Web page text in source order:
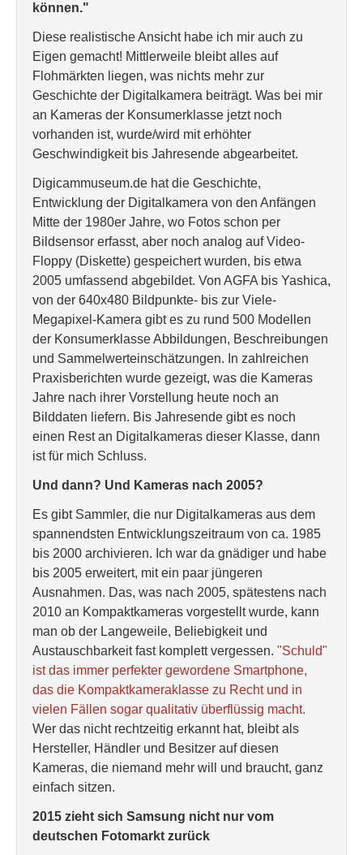
können."
Diese realistische Ansicht habe ich mir auch zu
Eigen gemacht! Mittlerweile bleibt alles auf
Flohmärkten liegen, was nichts mehr zur
Geschichte der Digitalkamera beiträgt. Was bei mir
an Kameras der Konsumerklasse jetzt noch
vorhanden ist, wurde/wird mit erhöhter
Geschwindigkeit bis Jahresende abgearbeitet.
Digicammuseum.de hat die Geschichte,
Entwicklung der Digitalkamera von den Anfängen
Mitte der 1980er Jahre, wo Fotos schon per
Bildsensor erfasst, aber noch analog auf Video-
Floppy (Diskette) gespeichert wurden, bis etwa
2005 umfassend abgebildet. Von AGFA bis Yashica,
von der 640x480 Bildpunkte- bis zur Viele-
Megapixel-Kamera gibt es zu rund 500 Modellen
der Konsumerklasse Abbildungen, Beschreibungen
und Sammelwerteinschätzungen. In zahlreichen
Praxisberichten wurde gezeigt, was die Kameras
Jahre nach ihrer Vorstellung heute noch an
Bilddaten liefern. Bis Jahresende gibt es noch
einen Rest an Digitalkameras dieser Klasse, dann
ist für mich Schluss.
Und dann? Und Kameras nach 2005?
Es gibt Sammler, die nur Digitalkameras aus dem
spannendsten Entwicklungszeitraum von ca. 1985
bis 2000 archivieren. Ich war da gnädiger und habe
bis 2005 erweitert, mit ein paar jüngeren
Ausnahmen. Das, was nach 2005, spätestens nach
2010 an Kompaktkameras vorgestellt wurde, kann
man ob der Langeweile, Beliebigkeit und
Austauschbarkeit fast komplett vergessen. "Schuld"
ist das immer perfekter gewordene Smartphone,
das die Kompaktkameraklasse zu Recht und in
vielen Fällen sogar qualitativ überflüssig macht.
Wer das nicht rechtzeitig erkannt hat, bleibt als
Hersteller, Händler und Besitzer auf diesen
Kameras, die niemand mehr will und braucht, ganz
einfach sitzen.
2015 zieht sich Samsung nicht nur vom
deutschen Fotomarkt zurück